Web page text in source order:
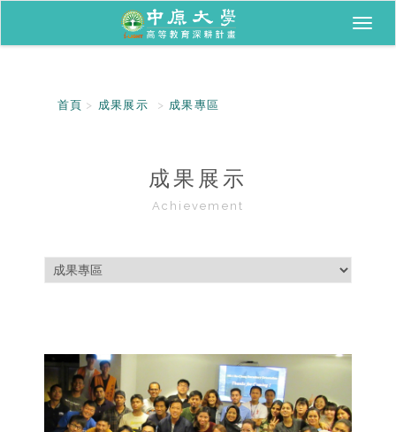
首頁 成果展示 成果專區
成果展示
Achievement